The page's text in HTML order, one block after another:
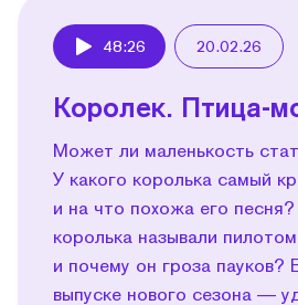
48:26 20.02.26
Королек. Птица-
Может ли маленькость
У какого королька самый
и на что похожа его
королька называли
и почему он гроза пауков?
выпуске нового сезона —